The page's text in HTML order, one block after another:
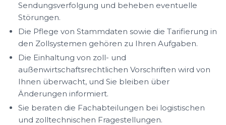
Sendungsverfolgung und beheben eventuelle
Störungen.
Die Pflege von Stammdaten sowie die Tarifierung in
den Zollsystemen gehören zu Ihren Aufgaben.
Die Einhaltung von zoll- und
außenwirtschaftsrechtlichen Vorschriften wird von
Ihnen überwacht, und Sie bleiben über
Änderungen informiert.
Sie beraten die Fachabteilungen bei logistischen
und zolltechnischen Fragestellungen.